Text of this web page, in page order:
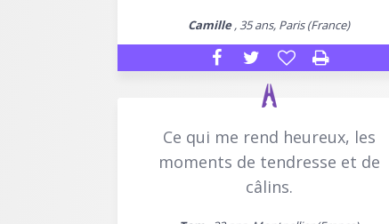
Camille, 35 ans, Paris (France)
Ce qui me rend heureux, les
moments de tendresse et de
câlins.